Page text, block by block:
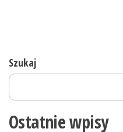
Szukaj
Ostatnie wpisy